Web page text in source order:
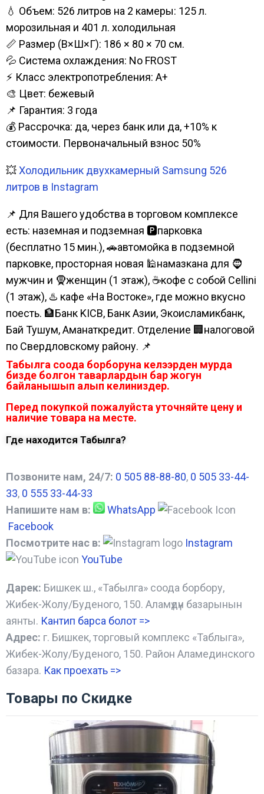
💧 Объем: 526 литров на 2 камеры: 125 л.
морозильная и 401 л. холодильная
📏 Размер (В×Ш×Г): 186 × 80 × 70 см.
💦 Система охлаждения: No FROST
⚡ Класс электропотребления: А+
🎨 Цвет: бежевый
📌 Гарантия: 3 года
💰 Рассрочка: да, через банк или да, +10% к
стоимости. Первоначальный взнос 50%
💥Холодильник двухкамерный Samsung 526
литров в Instagram
📌 Для Вашего удобства в торговом комплексе
есть: наземная и подземная 🅿парковка
(бесплатно 15 мин.), 🚗автомойка в подземной
парковке, просторная новая 🕌намазкана для 🧔
мужчин и 🧕женщин (1 этаж), ☕кофе с собой Cellini
(1 этаж), ♨️ кафе «На Востоке», где можно вкусно
поесть. 🏦Банк KICB, Банк Азии, Экоисламикбанк,
Бай Тушум, Аманаткредит. Отделение 🏢налоговой
по Свердловскому району. 📌
Табылга соода борборуна келээрден мурда
бизде болгон таварлардын бар жогун
байланышып алып келиниздер.
Перед покупкой пожалуйста уточняйте цену и
наличие товара на месте.
Где находится Табылга?
Позвоните нам, 24/7: 0 505 88-88-80, 0 505 33-44-
33, 0 555 33-44-33
Напишите нам в:
WhatsApp
Facebook
Посмотрите нас в:
Instagram
YouTube
Дарек: Бишкек ш., «Табылга» соода борбору,
Жибек-Жолу/Буденого, 150. Аламүдүн базарынын
аянты. Кантип барса болот =>
Адрес: г. Бишкек, торговый комплекс «Таблыга»,
Жибек-Жолу/Буденого, 150. Район Аламединского
базара. Как проехать =>
Товары по Скидке